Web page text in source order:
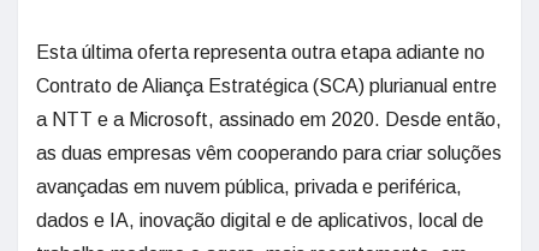
Esta última oferta representa outra etapa adiante no
Contrato de Aliança Estratégica (SCA) plurianual entre
a NTT e a Microsoft, assinado em 2020. Desde então,
as duas empresas vêm cooperando para criar soluções
avançadas em nuvem pública, privada e periférica,
dados e IA, inovação digital e de aplicativos, local de